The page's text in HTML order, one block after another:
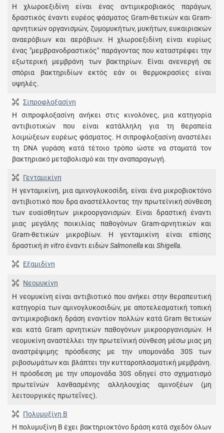
H χλωροεξιδίνη είναι ένας αντιμικροβιακός παράγων,
δραστικός έναντι ευρέος φάσματος Gram-θετικών και Gram-
αρνητικών οργανισμών, ζυμομυκήτων, μυκήτων, ευκαιριακών
αναερόβιων και αερόβιων. H χλωροεξιδίνη είναι κυρίως
ένας "μεμβρανοδραστικός" παράγοντας που καταστρέφει την
εξωτερική μεμβράνη των βακτηρίων. Eίναι ανενεργή σε
σπόρια βακτηριδίων εκτός εάν οι θερμοκρασίες είναι
υψηλές.
Σιπροφλοξασίνη
Η σιπροφλοξασίνη ανήκει στις κινολόνες, μια κατηγορία
αντιβιοτικών που είναι κατάλληλη για τη θεραπεία
λοιμώξεων ευρέως φάσματος. Η σιπροφλοξασίνη αναστέλει
τη DNA γυράση κατά τέτοιο τρόπο ώστε να σταματά τον
βακτηριακό μεταβολισμό και την αναπαραγωγή.
Γενταμικίνη
Η γενταμικίνη, μια αμινογλυκοσίδη, είναι ένα μικροβιοκτόνο
αντιβιοτικό που δρα αναστέλλοντας την πρωτεϊνική σύνθεση
των ευαίσθητων μικροοργανισμών. Είναι δραστική έναντι
μιας μεγάλης ποικιλίας παθογόνων Gram-αρνητικών και
Gram-θετικών μικροβίων. Η γενταμικίνη είναι επίσης
δραστικήin vitro έναντι ειδώνSalmonella καιShigella.
Εξαμιδίνη
Νεομυκίνη
Η νεομυκίνη είναι αντιβιοτικό που ανήκει στην θεραπευτική
κατηγορία των αμινογλυκοσιδών, με αποτελεσματική τοπική
αντιμικροβιακή δράση εναντίον πολλών κατά Gram θετικών
και κατά Gram αρνητικών παθογόνων μικροοργανισμών. Η
νεομυκίνη αναστέλλει την πρωτεϊνική σύνθεση μέσω μιας μη
αναστρέψιμης πρόσδεσης με την υπομονάδα 30S των
ριβοσωμάτων και βλάπτει την κυτταροπλασματική μεμβράνη.
Η πρόσδεση με την υπομονάδα 30S οδηγεί στο σχηματισμό
πρωτεϊνών λανθασμένης αλληλουχίας αμινοξέων (μη
λειτουργικές πρωτεΐνες).
Πολυμυξίνη B
Η πολυμυξίνη Β έχει βακτηριοκτόνο δράση κατά σχεδόν όλων